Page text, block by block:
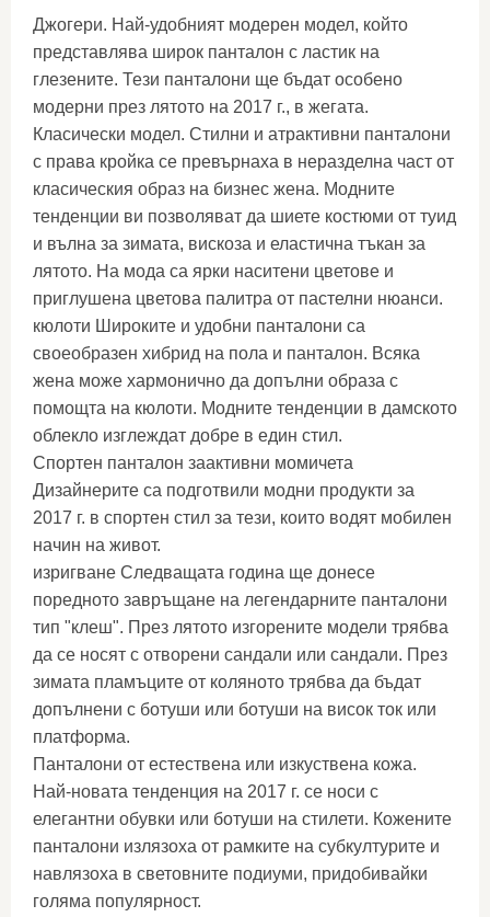
Джогери. Най-удобният модерен модел, който
представлява широк панталон с ластик на
глезените. Тези панталони ще бъдат особено
модерни през лятото на 2017 г., в жегата.
Класически модел. Стилни и атрактивни панталони
с права кройка се превърнаха в неразделна част от
класическия образ на бизнес жена. Модните
тенденции ви позволяват да шиете костюми от туид
и вълна за зимата, вискоза и еластична тъкан за
лятото. На мода са ярки наситени цветове и
приглушена цветова палитра от пастелни нюанси.
кюлоти Широките и удобни панталони са
своеобразен хибрид на пола и панталон. Всяка
жена може хармонично да допълни образа с
помощта на кюлоти. Модните тенденции в дамското
облекло изглеждат добре в един стил.
Спортен панталон заактивни момичета
Дизайнерите са подготвили модни продукти за
2017 г. в спортен стил за тези, които водят мобилен
начин на живот.
изригване Следващата година ще донесе
поредното завръщане на легендарните панталони
тип "клеш". През лятото изгорените модели трябва
да се носят с отворени сандали или сандали. През
зимата пламъците от коляното трябва да бъдат
допълнени с ботуши или ботуши на висок ток или
платформа.
Панталони от естествена или изкуствена кожа.
Най-новата тенденция на 2017 г. се носи с
елегантни обувки или ботуши на стилети. Кожените
панталони излязоха от рамките на субкултурите и
навлязоха в световните подиуми, придобивайки
голяма популярност.